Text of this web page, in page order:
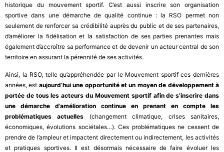
historique du mouvement sportif. C’est aussi inscrire son organisation
sportive dans une démarche de qualité continue : la RSO permet non
seulement de renforcer sa crédibilité auprès du public et de ses partenaires,
d’améliorer la fidélisation et la satisfaction de ses parties prenantes mais
également d’accroître sa performance et de devenir un acteur central de son
territoire en assurant la pérennité de ses activités.
Ainsi, la RSO, telle qu’appréhendée par le Mouvement sportif ces dernières
années, est aujourd’hui une opportunité et un moyen de développement à
portée de tous les acteurs du Mouvement sportif afin de s’inscrire dans
une démarche d’amélioration continue en prenant en compte les
problématiques actuelles (changement climatique, crises sanitaires,
économiques, évolutions sociétales…). Ces problématiques ne cessent de
prendre de l’ampleur et impactent directement ou indirectement, les activités
et pratiques sportives. Il est désormais nécessaire de faire évoluer les